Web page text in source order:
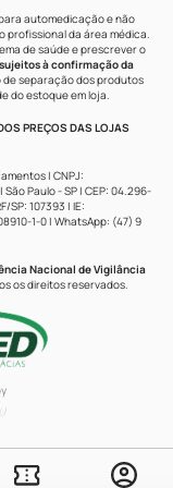
automedicação e não
profissional da área médica.
de saúde e prescrever o
à confirmação da
de separação dos produtos
do estoque em loja.
PREÇOS DAS LOJAS
| CNPJ:
Paulo - SP | CEP: 04.296-
SP: 107393 | IE:
1-0 | WhatsApp: (47) 9
Nacional de Vigilância
os direitos reservados.